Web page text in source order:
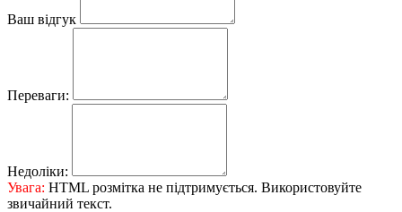
Ваш відгук
Переваги:
Недоліки:
Увага: HTML розмітка не підтримується. Використовуйте
звичайний текст.